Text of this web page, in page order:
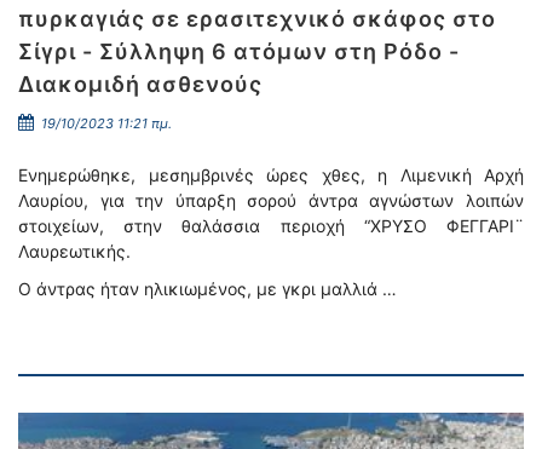
πυρκαγιάς σε ερασιτεχνικό σκάφος στο
Σίγρι - Σύλληψη 6 ατόμων στη Ρόδο -
Διακομιδή ασθενούς
19/10/2023 11:21 πμ.
Ενημερώθηκε, μεσημβρινές ώρες χθες, η Λιμενική Αρχή
Λαυρίου, για την ύπαρξη σορού άντρα αγνώστων λοιπών
στοιχείων, στην θαλάσσια περιοχή “ΧΡΥΣΟ ΦΕΓΓΑΡΙ¨
Λαυρεωτικής.
Ο άντρας ήταν ηλικιωμένος, με γκρι μαλλιά …